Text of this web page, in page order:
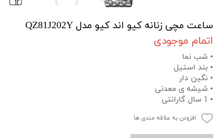
ساعت مچی زنانه کیو اند کیو مدل QZ81J202Y
اتمام موجودی
• شب نما
• بند استیل
• نگین دار
• شیشه ی معدنی
• 1 سال گارانتی
افزودن به علاقه مندی ها